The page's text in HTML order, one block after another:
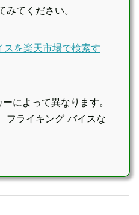
てください。
スを楽天市場で検索す
によって異なります。
フライキング バイスな